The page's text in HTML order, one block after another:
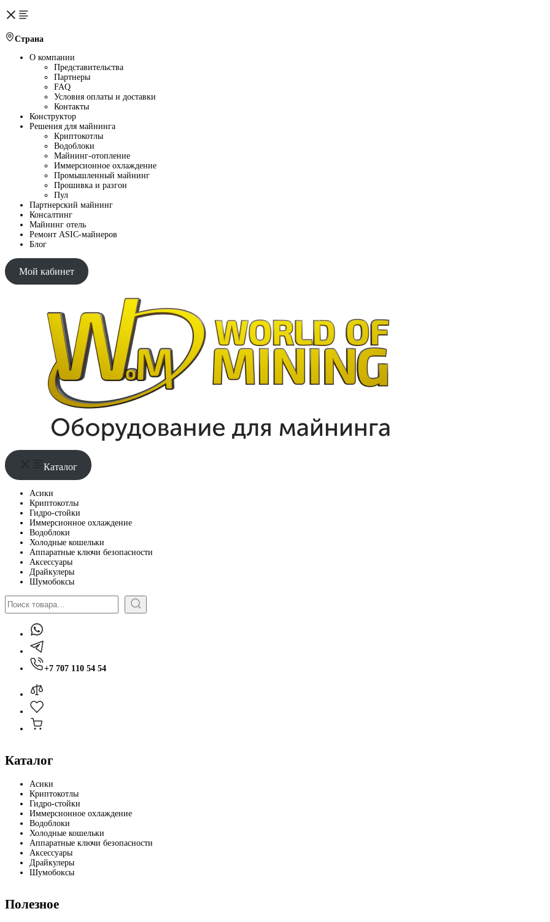
Страна
О компании
Представительства
Партнеры
FAQ
Условия оплаты и доставки
Контакты
Конструктор
Решения для майнинга
Криптокотлы
Водоблоки
Майнинг-отопление
Иммерсионное охлаждение
Промышленный майнинг
Прошивка и разгон
Пул
Партнерский майнинг
Консалтинг
Майнинг отель
Ремонт ASIC-майнеров
Блог
Мой кабинет
Каталог
Асики
Криптокотлы
Гидро-стойки
Иммерсионное охлаждение
Водоблоки
Холодные кошельки
Аппаратные ключи безопасности
Аксессуары
Драйкулеры
Шумобоксы
Поиск
+7 707 110 54 54
Каталог
Асики
Криптокотлы
Гидро-стойки
Иммерсионное охлаждение
Водоблоки
Холодные кошельки
Аппаратные ключи безопасности
Аксессуары
Драйкулеры
Шумобоксы
Полезное